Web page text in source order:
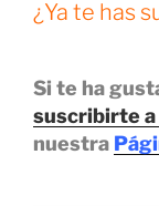
¿Ya te has
Si te ha
suscribirte
nuestra